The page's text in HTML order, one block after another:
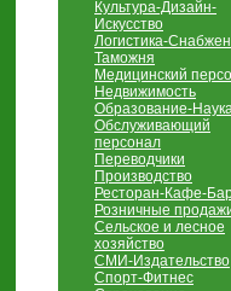
Культура-Дизайн-
Искусство
Логистика-
Таможня
Медицинский
Недвижимость
Образование-
Обслуживающий
персонал
Переводчики
Производство
Ресторан-Кафе-
Розничные
Сельское и лесное
хозяйство
СМИ-Издательство
Спорт-Фитнес